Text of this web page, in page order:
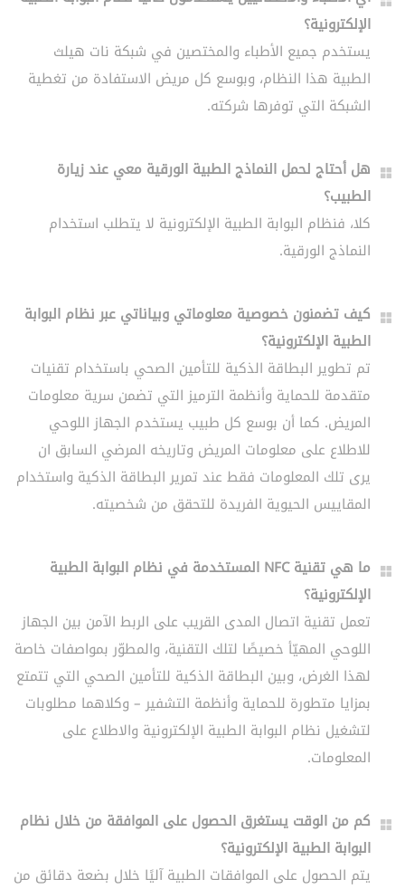
الإلكترونية؟
يستخدم جميع الأطباء والمختصين في شبكة نات هيلث
الطبية هذا النظام، وبوسع كل مريض الاستفادة من تغطية
الشبكة التي توفرها شركته.
هل أحتاج لحمل النماذج الطبية الورقية معي عند زيارة
الطبيب؟
كلا، فنظام البوابة الطبية الإلكترونية لا يتطلب استخدام
النماذج الورقية.
كيف تضمنون خصوصية معلوماتي وبياناتي عبر نظام البوابة
الطبية الإلكترونية؟
تم تطوير البطاقة الذكية للتأمين الصحي باستخدام تقنيات
متقدمة للحماية وأنظمة الترميز التي تضمن سرية معلومات
المريض. كما أن بوسع كل طبيب يستخدم الجهاز اللوحي
للاطلاع على معلومات المريض وتاريخه المرضي السابق ان
يرى تلك المعلومات فقط عند تمرير البطاقة الذكية واستخدام
المقاييس الحيوية الفريدة للتحقق من شخصيته.
ما هي تقنية NFC المستخدمة في نظام البوابة الطبية
الإلكترونية؟
تعمل تقنية اتصال المدى القريب على الربط الآمن بين الجهاز
اللوحي المهيّأ خصيصًا لتلك التقنية، والمطوّر بمواصفات خاصة
لهذا الغرض، وبين البطاقة الذكية للتأمين الصحي التي تتمتع
بمزايا متطورة للحماية وأنظمة التشفير – وكلاهما مطلوبات
لتشغيل نظام البوابة الطبية الإلكترونية والاطلاع على
المعلومات.
كم من الوقت يستغرق الحصول على الموافقة من خلال نظام
البوابة الطبية الإلكترونية؟
يتم الحصول على الموافقات الطبية آليًا خلال بضعة دقائق من